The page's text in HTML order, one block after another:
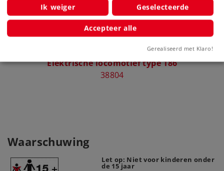
Elektrische locomotief type 186
38804
Waarschuwing
Let op: Niet voor kinderen onder
de 15 jaar
Ik weiger Geselecteerde
Accepteer alle
Gerealiseerd met Klaro!